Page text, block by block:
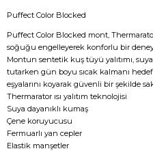
Puffect Color Blocked
Puffect Color Blocked mont,
soğuğu engelleyerek konforlu bir
Montun sentetik kuş tüyü yalıtımı, suya
tutarken gün boyu sıcak kalmanı
eşyalarını koyarak güvenli bir şekilde
Thermarator ısı yalıtım teknolojisi
Suya dayanıklı kumaş
Çene koruyucusu
Fermuarlı yan cepler
Elastik manşetler